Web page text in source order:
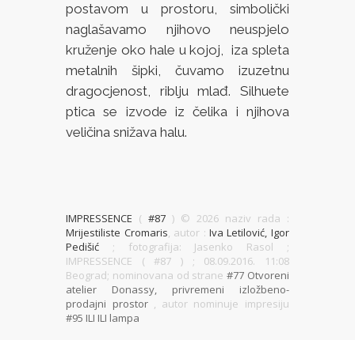
postavom u prostoru, simbolički
naglašavamo njihovo neuspjelo
kruženje oko hale u kojoj, iza spleta
metalnih šipki, čuvamo izuzetnu
dragocjenost, riblju mlađ. Silhuete
ptica se izvode iz čelika i njihova
veličina snižava halu.
IMPRESSENCE (#87) © 2026 naziv rada :
Mrijestiliste Cromaris, autor : Iva Letilović, Igor
Pedišić ; fotografija: Jasenko Rasol ;
IMPRESSENCE ( #87 ) ; 08.09.2016. 11:08
Beograd; nominovana od strane#77 Otvoreni
atelier Donassy, privremeni izložbeno-
prodajni prostor , autor nominuje impresiju
#95 ILI ILI lampa